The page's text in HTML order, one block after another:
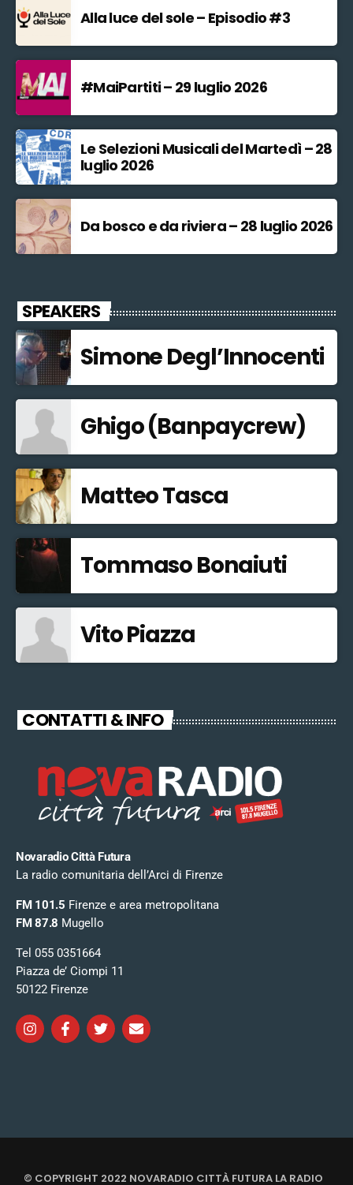
Alla luce del sole – Episodio #3
#MaiPartiti – 29 luglio 2026
Le Selezioni Musicali del Martedì – 28
luglio 2026
Da bosco e da riviera – 28 luglio 2026
SPEAKERS
Simone Degl’Innocenti
Ghigo (Banpaycrew)
Matteo Tasca
Tommaso Bonaiuti
Vito Piazza
CONTATTI & INFO
Novaradio Città Futura
La radio comunitaria dell’Arci di Firenze
FM 101.5 Firenze e area metropolitana
FM 87.8 Mugello
Tel 055 0351664
Piazza de’ Ciompi 11
50122 Firenze
© COPYRIGHT 2022 NOVARADIO CITTÀ FUTURA LA RADIO